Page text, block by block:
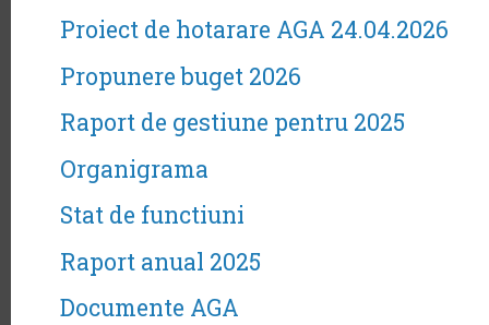
Proiect de hotarare AGA 24.04.2026
Propunere buget 2026
Raport de gestiune pentru 2025
Organigrama
Stat de functiuni
Raport anual 2025
Documente AGA